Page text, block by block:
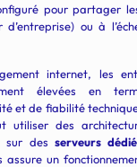
pour partager
ou à
internet, les
élevées en
et de fiabilité
utiliser des
sur desserveurs
assure un